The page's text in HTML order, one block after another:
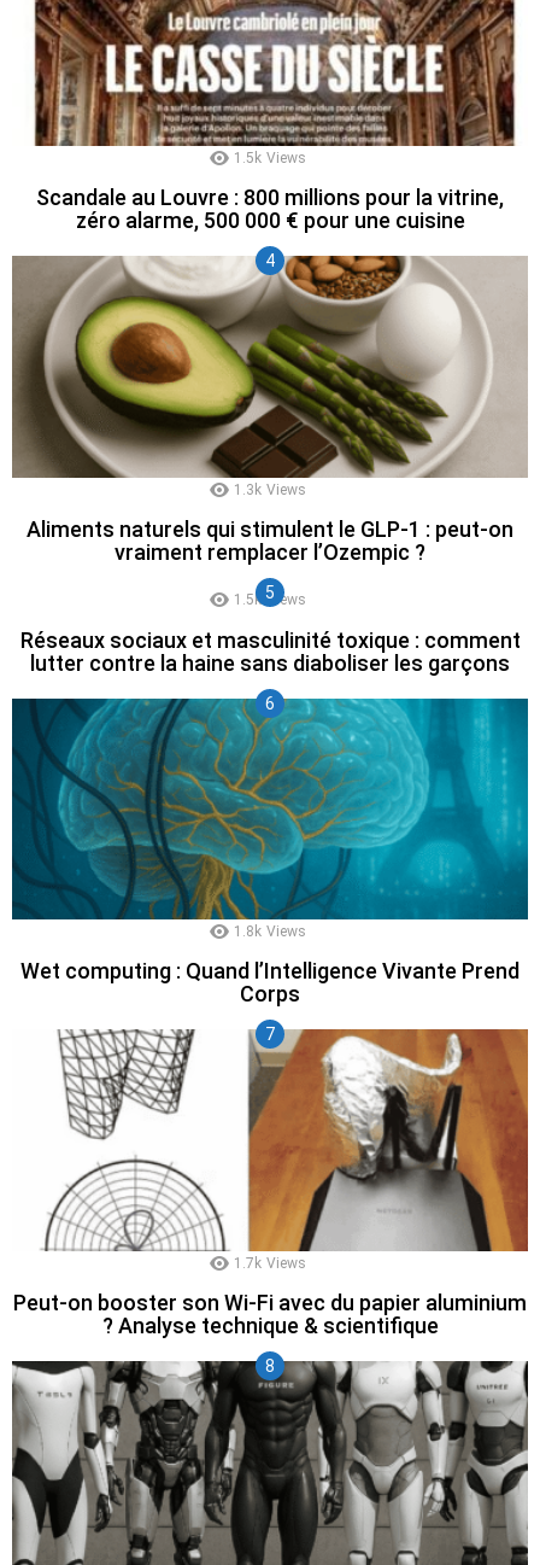
1.5k Views
Scandale au Louvre : 800 millions pour la vitrine,
zéro alarme, 500 000 € pour une cuisine
1.3k Views
Aliments naturels qui stimulent le GLP-1 : peut-on
vraiment remplacer l’Ozempic ?
1.5k Views
Réseaux sociaux et masculinité toxique : comment
lutter contre la haine sans diaboliser les garçons
1.8k Views
Wet computing : Quand l’Intelligence Vivante Prend
Corps
1.7k Views
Peut-on booster son Wi-Fi avec du papier aluminium
? Analyse technique & scientifique